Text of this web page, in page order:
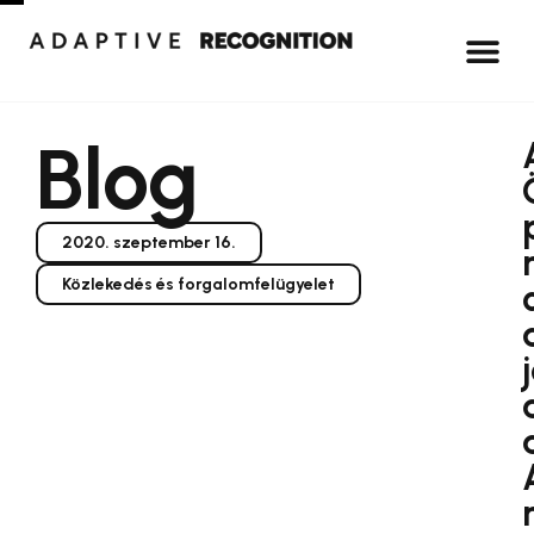
Blog
2020. szeptember 16.
Közlekedés és forgalomfelügyelet